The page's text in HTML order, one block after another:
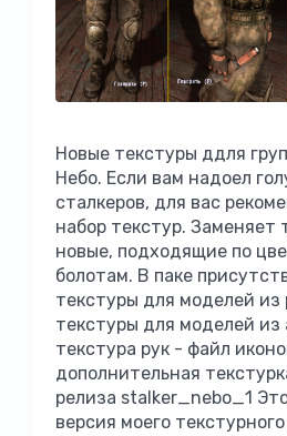
Новые текстуры ддля
Небо. Если вам надоел
сталкеров, для вас
набор текстур. Заменяет
новые, подходящие по
болотам. В паке
текстуры для моделей из
текстуры для моделей из
текстура рук - файл
дополнительная
релиза stalker_nebo_1
версия моего текстурного